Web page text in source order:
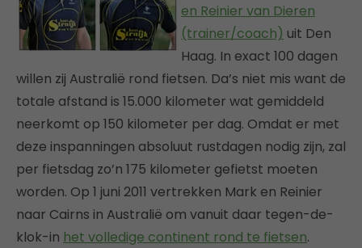
en Reinier van Dieren
(trainer/coach) uit Den
Haag. In exact 100 dagen
willen zij Australië rond fietsen. Da’s niet mis want de
totale afstand is 15.000 kilometer wat gemiddeld
neerkomt op 150 kilometer per dag. Omdat er met
deze inspanningen absoluut rustdagen nodig zijn, zal
per fietsdag zo’n 175 kilometer gefietst moeten
worden. Op 1 juni 2011 vertrekken Mark en Reinier
naar Cairns in Australië om vanuit daar tegen-de-
klok-in het volledige continent rond te fietsen.